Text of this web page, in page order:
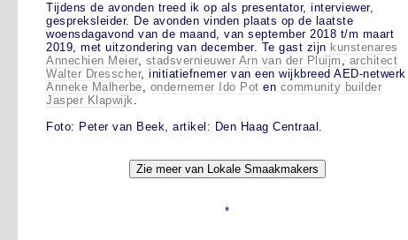
Tijdens de avonden treed ik op als presentator, interviewer,
gespreksleider. De avonden vinden plaats op de laatste
woensdagavond van de maand, van september 2018 t/m maart
2019, met uitzondering van december. Te gast zijn kunstenares
Annechien Meier, stadsvernieuwer Arn van der Pluijm , architect
Walter Dresscher, initiatiefnemer van een wijkbreed AED-netwerk
Anneke Malherbe, ondernemer Ido Pot en community builder
Jasper Klapwijk.
Foto: Peter van Beek, artikel: Den Haag Centraal.
*